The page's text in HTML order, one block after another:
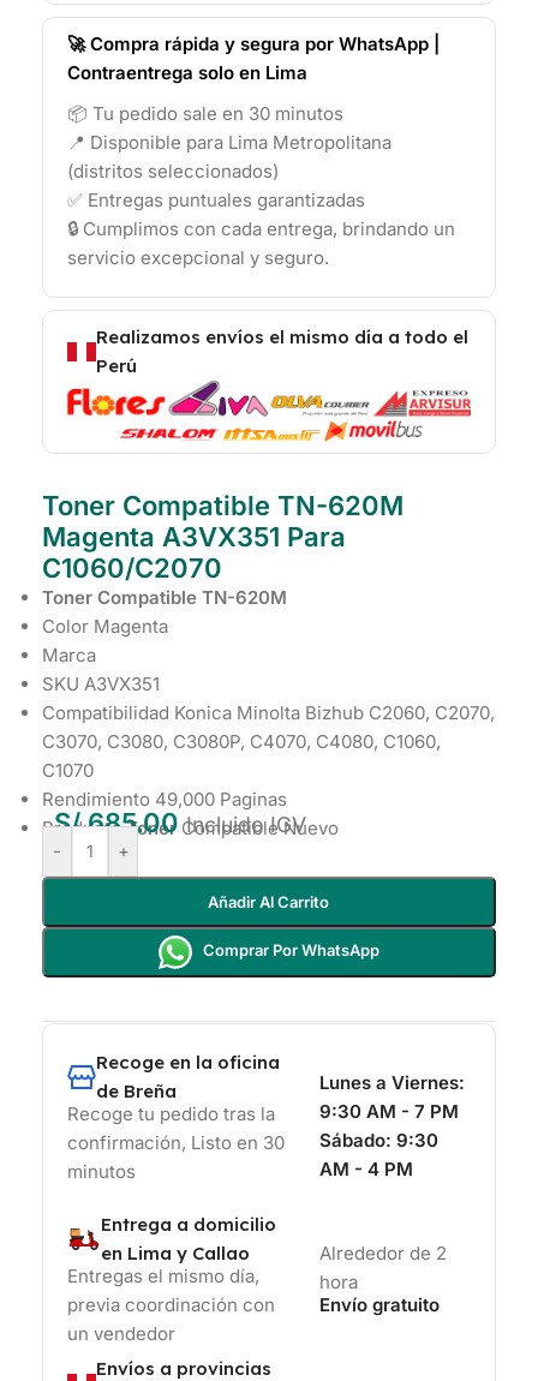
🚀 Compra rápida y segura por WhatsApp |
Contraentrega solo en Lima
📦 Tu pedido sale en 30 minutos
📍 Disponible para Lima Metropolitana
(distritos seleccionados)
✅ Entregas puntuales garantizadas
🔒 Cumplimos con cada entrega, brindando un
servicio excepcional y seguro.
Realizamos envíos el mismo día a todo el
Perú
Toner Compatible TN-620M
Magenta A3VX351 Para
C1060/C2070
Toner Compatible TN-620M
Color Magenta
Marca
SKU A3VX351
Compatibilidad Konica Minolta Bizhub C2060, C2070,
C3070, C3080, C3080P, C4070, C4080, C1060,
C1070
Rendimiento 49,000 Paginas
ProductoTonerCompatible Nuevo
S/685.00 Incluido IGV
- +
Añadir Al Carrito
Comprar Por WhatsApp
Recoge en la oficina
de Breña
Recoge tu pedido tras la
confirmación, Listo en 30
minutos
Lunes a Viernes:
9:30 AM - 7 PM
Sábado: 9:30
AM - 4 PM
Entrega a domicilio
en Lima y Callao
Entregas el mismo día,
previa coordinación con
un vendedor
Alrededor de 2
hora
Envío gratuito
Envíos a provincias